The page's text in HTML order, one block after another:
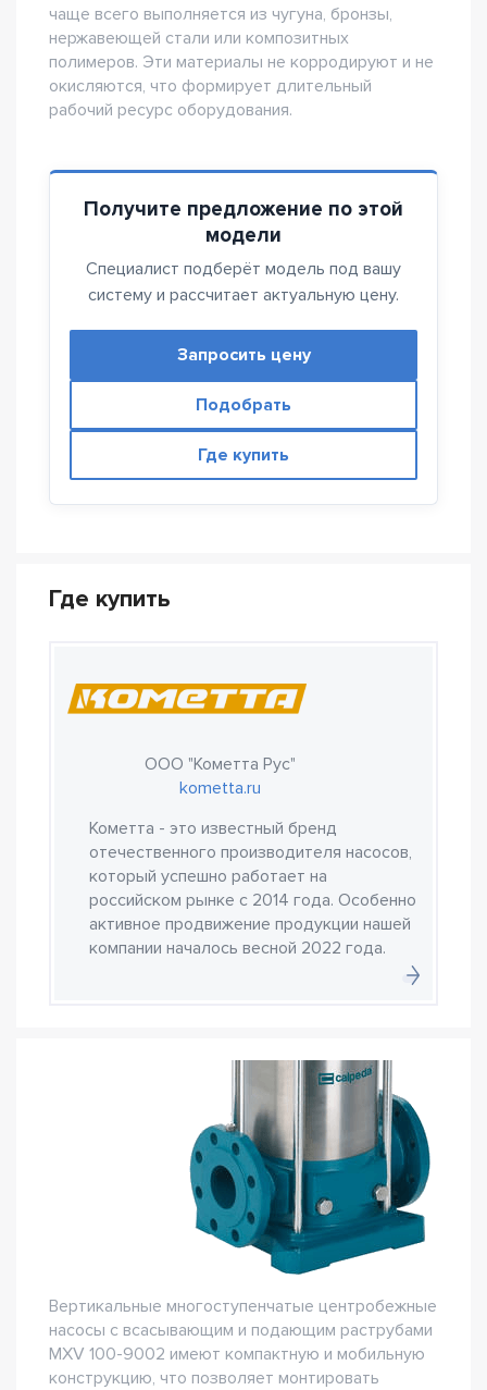
чаще всего выполняется из чугуна, бронзы,
нержавеющей стали или композитных
полимеров. Эти материалы не корродируют и не
окисляются, что формирует длительный
рабочий ресурс оборудования.
Получите предложение по этой
модели
Специалист подберёт модель под вашу
систему и рассчитает актуальную цену.
Запросить цену
Подобрать
Где купить
Где купить
ООО "Кометта Рус"
kometta.ru
Кометта - это известный бренд
отечественного производителя насосов,
который успешно работает на
российском рынке с 2014 года. Особенно
активное продвижение продукции нашей
компании началось весной 2022 года.
Вертикальные многоступенчатые центробежные
насосы с всасывающим и подающим раструбами
MXV 100-9002 имеют компактную и мобильную
конструкцию, что позволяет монтировать